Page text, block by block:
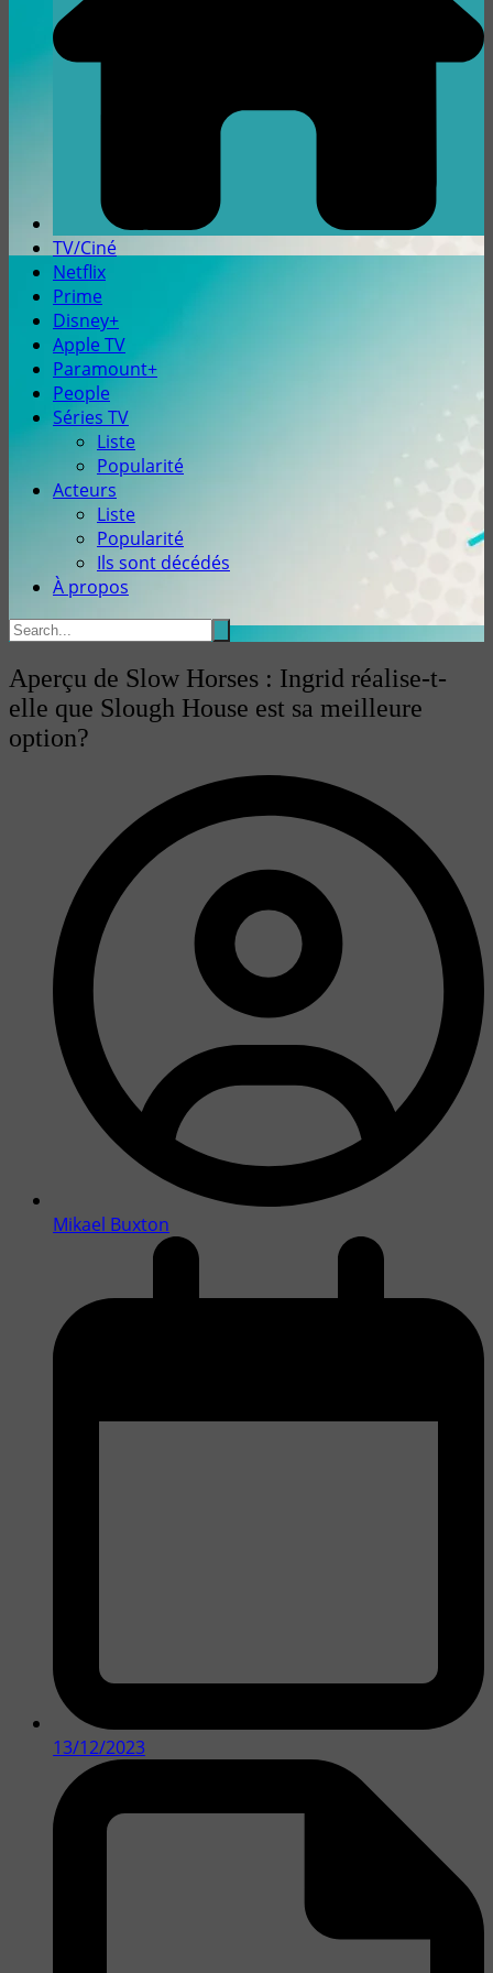
TV/Ciné
Netflix
Prime
Disney+
Apple TV
Paramount+
People
Séries TV
Liste
Popularité
Acteurs
Liste
Popularité
Ils sont décédés
À propos
Aperçu de Slow Horses : Ingrid réalise-t-
elle que Slough House est sa meilleure
option?
Mikael Buxton
13/12/2023